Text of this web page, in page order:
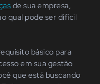
de sua empresa,
qual pode ser difícil
básico para
em sua gestão
que está buscando